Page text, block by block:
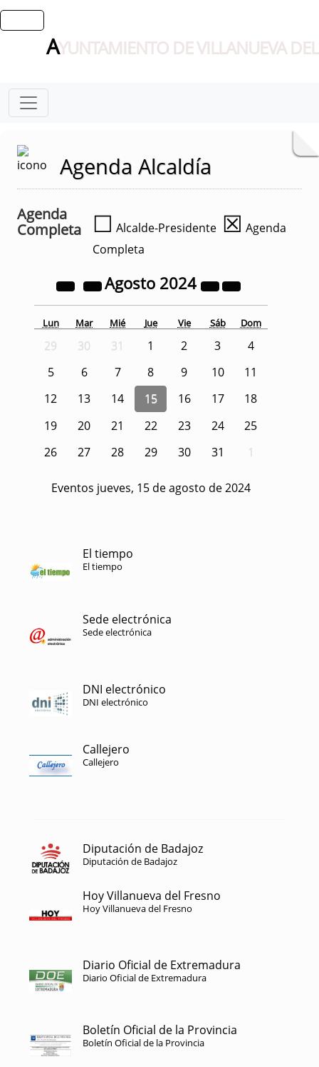
AYUNTAMIENTO DE VILLANUEVA
Agenda Alcaldía
Agenda
Completa
☐ Alcalde-Presidente ☒ Agenda
Completa
Agosto 2024
Lun Mar Mié Jue Vie Sáb Dom
29 30 31 1 2 3
4
5
6 7 8 9 10
11
12
13 14 15 16 17
18
19
20 21 22 23 24
25
26
27 28 29 30 31 1
Eventos jueves, 15 de agosto de 2024
El tiempo
El tiempo
Sede electrónica
Sede electrónica
DNI electrónico
DNI electrónico
Callejero
Callejero
Diputación de Badajoz
Diputación de Badajoz
Hoy Villanueva del Fresno
Hoy Villanueva del Fresno
Diario Oficial de Extremadura
Diario Oficial de Extremadura
Boletín Oficial de la Provincia
Boletín Oficial de la Provincia